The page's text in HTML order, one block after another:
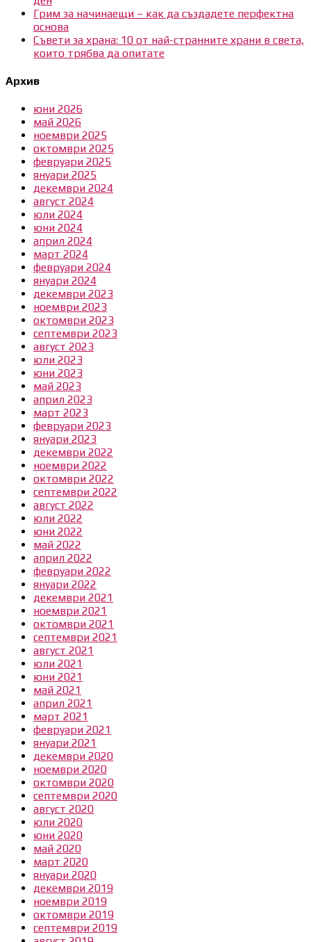
Грим за начинаещи – как да създадете перфектна
основа
Съвети за храна: 10 от най-странните храни в света,
които трябва да опитате
Архив
юни 2026
май 2026
ноември 2025
октомври 2025
февруари 2025
януари 2025
декември 2024
август 2024
юли 2024
юни 2024
април 2024
март 2024
февруари 2024
януари 2024
декември 2023
ноември 2023
октомври 2023
септември 2023
август 2023
юли 2023
юни 2023
май 2023
април 2023
март 2023
февруари 2023
януари 2023
декември 2022
ноември 2022
октомври 2022
септември 2022
август 2022
юли 2022
юни 2022
май 2022
април 2022
февруари 2022
януари 2022
декември 2021
ноември 2021
октомври 2021
септември 2021
август 2021
юли 2021
юни 2021
май 2021
април 2021
март 2021
февруари 2021
януари 2021
декември 2020
ноември 2020
октомври 2020
септември 2020
август 2020
юли 2020
юни 2020
май 2020
март 2020
януари 2020
декември 2019
ноември 2019
октомври 2019
септември 2019